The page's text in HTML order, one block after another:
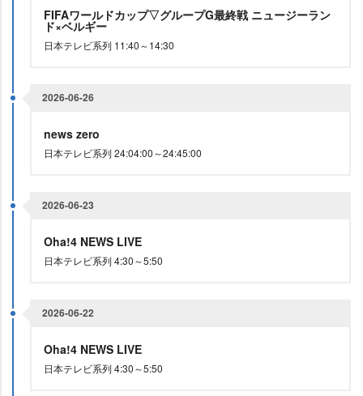
FIFAワールドカップ▽グループG最終戦 ニュージーラン
ド×ベルギー
日本テレビ系列 11:40～14:30
2026-06-26
news zero
日本テレビ系列 24:04:00～24:45:00
2026-06-23
Oha!4 NEWS LIVE
日本テレビ系列 4:30～5:50
2026-06-22
Oha!4 NEWS LIVE
日本テレビ系列 4:30～5:50